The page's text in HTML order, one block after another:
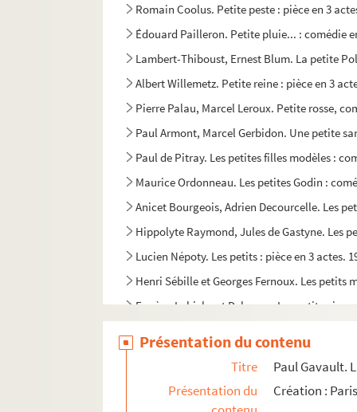
Romain Coolus. Petite peste : pièce en 3
Édouard Pailleron. Petite pluie... : comédie
Lambert-Thiboust, Ernest Blum. La petite
Albert Willemetz. Petite reine : pièce en 3
Pierre Palau, Marcel Leroux. Petite rosse,
Paul Armont, Marcel Gerbidon. Une petite
Paul de Pitray. Les petites filles modèles :
Maurice Ordonneau. Les petites Godin :
Anicet Bourgeois, Adrien Decourcelle. Les
Hippolyte Raymond, Jules de Gastyne. Les
Lucien Népoty. Les petits : pièce en 3 actes.
Henri Sébille et Georges Fernoux. Les petits
Eugène Labiche et Delacour. Les petits
Georges Rivollet. Les phéniciennes : drame
Présentation du contenu
Titre
Paul Gavault.
Présentation du
Création :